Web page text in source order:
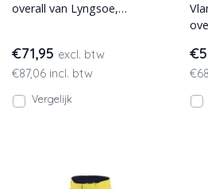
overall van Lyngsoe,
€71,95 excl. btw
€87,06 incl. btw
Vergelijk